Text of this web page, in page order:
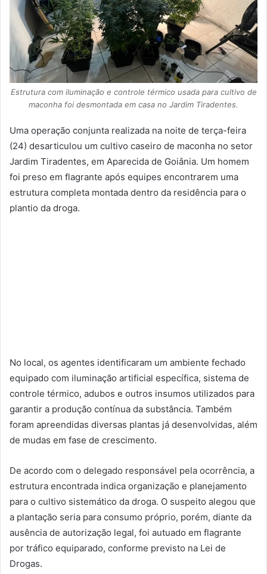
Estrutura com iluminação e controle térmico usada para cultivo de
maconha foi desmontada em casa no Jardim Tiradentes.
Uma operação conjunta realizada na noite de terça-feira
(24) desarticulou um cultivo caseiro de maconha no setor
Jardim Tiradentes, em Aparecida de Goiânia. Um homem
foi preso em flagrante após equipes encontrarem uma
estrutura completa montada dentro da residência para o
plantio da droga.
No local, os agentes identificaram um ambiente fechado
equipado com iluminação artificial específica, sistema de
controle térmico, adubos e outros insumos utilizados para
garantir a produção contínua da substância. Também
foram apreendidas diversas plantas já desenvolvidas, além
de mudas em fase de crescimento.
De acordo com o delegado responsável pela ocorrência, a
estrutura encontrada indica organização e planejamento
para o cultivo sistemático da droga. O suspeito alegou que
a plantação seria para consumo próprio, porém, diante da
ausência de autorização legal, foi autuado em flagrante
por tráfico equiparado, conforme previsto na Lei de
Drogas.